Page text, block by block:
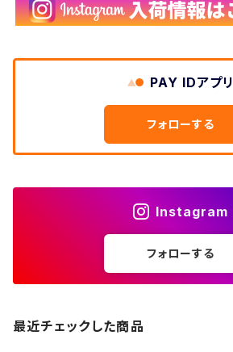
PAY IDアプリ
フォローする
Instagram
フォローする
最近チェックした商品